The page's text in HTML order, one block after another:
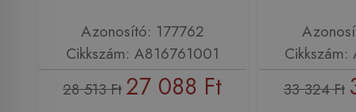
Azonosító: 177762
Cikkszám: A816761001
28 513 Ft 27 088 Ft 33 324 Ft